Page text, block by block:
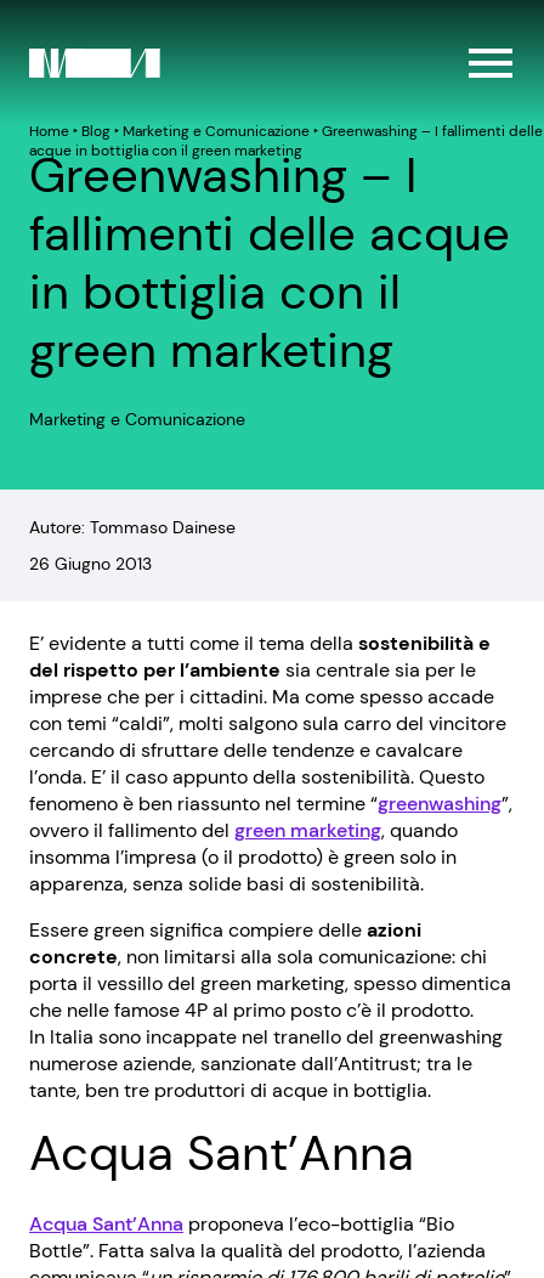
Home‣ Blog‣ Marketing e Comunicazione‣Greenwashing – I fallimenti delle
acque in bottiglia con il green marketing
Greenwashing – I
fallimenti delle acque
in bottiglia con il
green marketing
Marketing e Comunicazione
Autore: Tommaso Dainese
26 Giugno 2013
E’ evidente a tutti come il tema della sostenibilità e
del rispetto per l’ambiente sia centrale sia per le
imprese che per i cittadini. Ma come spesso accade
con temi “caldi”, molti salgono sula carro del vincitore
cercando di sfruttare delle tendenze e cavalcare
l’onda. E’ il caso appunto della sostenibilità. Questo
fenomeno è ben riassunto nel termine “greenwashing”,
ovvero il fallimento del green marketing, quando
insomma l’impresa (o il prodotto) è green solo in
apparenza, senza solide basi di sostenibilità.
Essere green significa compiere delleazioni
concrete, non limitarsi alla sola comunicazione: chi
porta il vessillo del green marketing, spesso dimentica
che nelle famose 4P al primo posto c’è il prodotto.
In Italia sono incappate nel tranello del greenwashing
numerose aziende, sanzionate dall’Antitrust; tra le
tante, ben tre produttori di acque in bottiglia.
Acqua Sant’Anna
Acqua Sant’Anna proponeva l’eco-bottiglia “Bio
Bottle”. Fatta salva la qualità del prodotto, l’azienda